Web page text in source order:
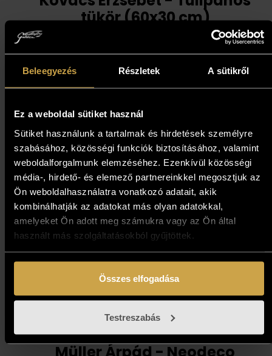
Beleegyezés Részletek A sütikről
Ez a weboldal sütiket használ
Sütiket használunk a tartalmak és hirdetések személyre
szabásához, közösségi funkciók biztosításához, valamint
weboldalforgalmunk elemzéséhez. Ezenkívül közösségi
média-, hirdető- és elemező partnereinkkel megosztjuk az
Ön weboldalhasználatra vonatkozó adatait, akik
kombinálhatják az adatokat más olyan adatokkal,
amelyeket Ön adott meg számukra vagy az Ön által
használt más szolgáltatásokból gyűjtöttek.
Összes elfogadása
Testreszabás
tükör (60x30 cm)
Müller Árpád - Neodeco